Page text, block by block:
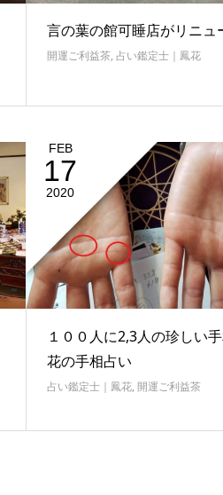
言の葉の館可睡店がリニュ
開運ご利益茶, 占い鑑定士｜鳳花
FEB
17
2020
１００人に2,3人の珍しい
花の手相占い
占い鑑定士｜鳳花, 開運ご利益茶